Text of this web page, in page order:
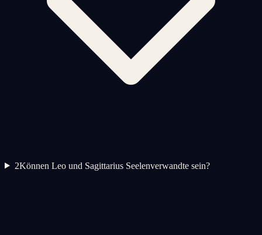
2Können Leo und Sagittarius Seelenverwandte sein?